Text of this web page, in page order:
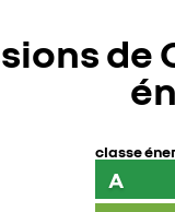
de
classe
A